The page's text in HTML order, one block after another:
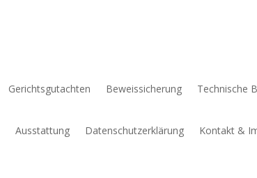
Gerichtsgutachten Beweissicherung Technische
Ausstattung Datenschutzerklärung Kontakt &